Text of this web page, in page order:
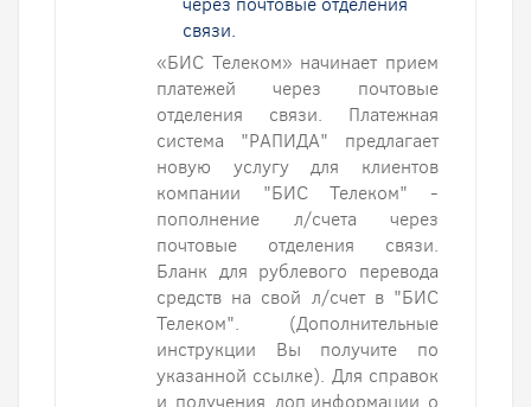
связи.
«БИС Телеком» начинает прием
платежей через почтовые
отделения связи. Платежная
система "РАПИДА" предлагает
новую услугу для клиентов
компании "БИС Телеком" -
пополнение л/счета через
почтовые отделения связи.
Бланк для рублевого перевода
средств на свой л/счет в "БИС
Телеком". (Дополнительные
инструкции Вы получите по
указанной ссылке). Для справок
и получения доп.информации о